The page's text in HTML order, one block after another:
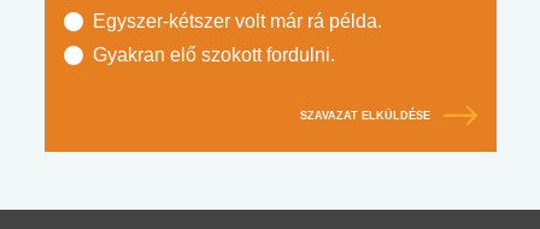
Egyszer-kétszer volt már rá példa.
Gyakran elő szokott fordulni.
SZAVAZAT ELKÜLDÉSE